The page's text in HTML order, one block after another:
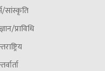
सांस्कृति
प्राविधि